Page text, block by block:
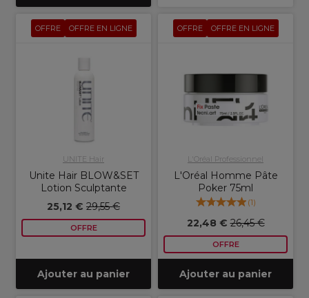
OFFRE OFFRE EN LIGNE
UNITE Hair
Unite Hair BLOW&SET
Lotion Sculptante
25,12 € 29,55 €
OFFRE
Ajouter au panier
OFFRE OFFRE EN LIGNE
L'Oréal Professionnel
L'Oréal Homme Pâte
Poker 75ml
(1)
22,48 €26,45 €
OFFRE
Ajouter au panier